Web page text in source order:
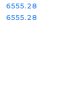
Cena:
6555.28
Cena:
6555.28